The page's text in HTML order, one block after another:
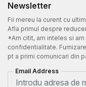
Newsletter
Fii mereu la curent cu
Afla primul despre
*Am citit, am inteles si
confidentialitate.
pt a primi comunicari din
Email Address